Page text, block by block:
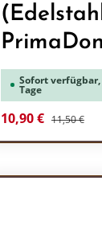
Sofort
Tage
Verkaufspreis:
10,90 € 11,50 €